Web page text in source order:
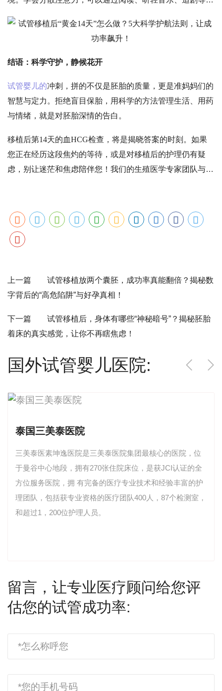
式放松。切忌反复上网搜索症状对比他人经历，更不要过早
用验孕棒测孕，这只会徒增焦虑。同时，伴侣的陪伴、理解
强硬后盾，这段旅程两人共同分担，会
轻松得多。必要时，可寻求专业心理咨询师的帮助。
结语：科学守护，静候花开
试管婴儿的冲刺，拼的不仅是胚胎的质量，更是准妈妈们的
智慧与定力。拒绝盲目保胎，用科学的方法管理生活、用药
与情绪，就是对胚胎深情的告白。
移植后第14天的血HCG检查，将是揭晓答案的时刻。如果
您正在经历这段焦灼的等待，或是对移植后的护理仍有疑
虑，别让迷茫和焦虑陪伴您！我们的生殖医学专家团队与专
务。
上一篇 试管移植放两个囊胚，成功率真能翻倍？揭秘数
字背后的“高危陷阱”与好孕真相！
下一篇 试管移植后，身体有哪些“神秘暗号”？揭秘胚胎
着床的真实感觉，让你不再瞎焦虑！
国外试管婴儿医院:
泰国三美泰医院
三美泰医素坤逸医院是三美泰医院集团最核心的医院，位
于曼谷中心地段，拥有270张住院床位，是获JCI认证的全
方位服务医院，拥 有完备的医疗专业技术和经验丰富的护
理团队，包括获专业资格的医疗团队400人，87个检测室，
和超过1，200位护理人员。
留言，让专业医疗顾问给您评
估您的试管成功率: